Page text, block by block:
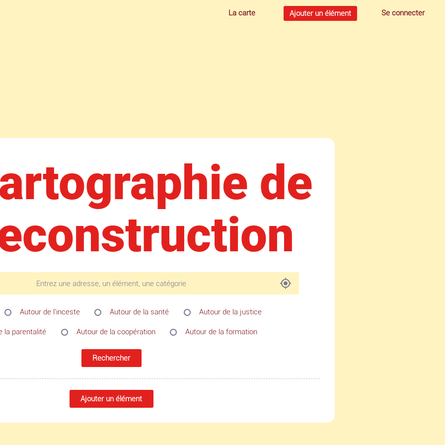
La carte Ajouter un élément Se connecter
de
Autour de l'inceste Autour de la santé Autour de la justice
la parentalité Autour de la coopération Autour de la formation
Rechercher
Ajouter un élément